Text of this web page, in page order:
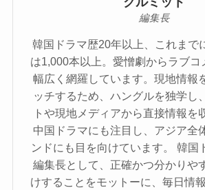
編集長
韓国ドラマ歴20年以上、これまで
は1,000本以上。愛憎劇からラブコ
幅広く網羅しています。現地情報
ッチするため、ハングルを独学し
トや現地メディアから直接情報を
中国ドラマにも注目し、アジア全
ンドにも目を向けています。 韓国
編集長として、正確かつ分かりや
けすることをモットーに、毎日情